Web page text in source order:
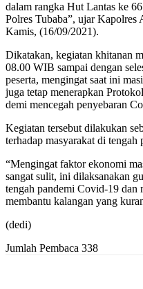
dalam rangka Hut Lantas ke
Polres Tubaba”, ujar
Kamis, (16/09/2021).
Dikatakan, kegiatan khitanan
08.00 WIB sampai dengan
peserta, mengingat saat ini
juga tetap menerapkan
demi mencegah penyebaran
Kegiatan tersebut dilakukan
terhadap masyarakat di
“Mengingat faktor ekonomi
sangat sulit, ini dilaksanakan
tengah pandemi Covid-19 dan
membantu kalangan yang
(dedi)
Jumlah Pembaca 338